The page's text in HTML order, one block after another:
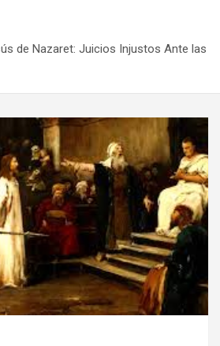
de Nazaret: Juicios Injustos Ante las